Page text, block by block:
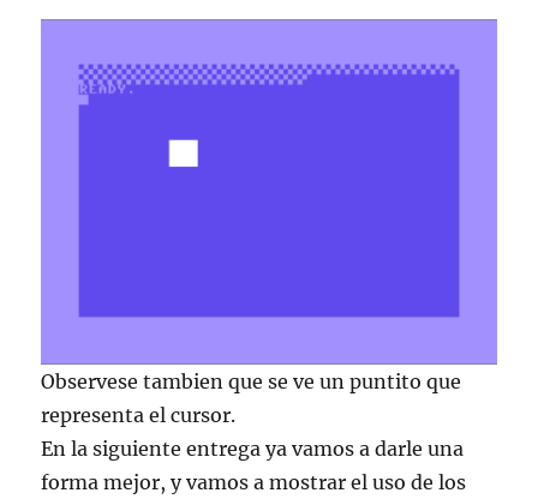
Observese tambien que se ve un puntito que
representa el cursor.
En la siguiente entrega ya vamos a darle una
forma mejor, y vamos a mostrar el uso de los